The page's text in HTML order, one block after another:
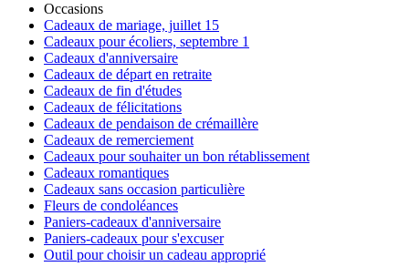
Occasions
Cadeaux de mariage, juillet 15
Cadeaux pour écoliers, septembre 1
Cadeaux d'anniversaire
Cadeaux de départ en retraite
Cadeaux de fin d'études
Cadeaux de félicitations
Cadeaux de pendaison de crémaillère
Cadeaux de remerciement
Cadeaux pour souhaiter un bon rétablissement
Cadeaux romantiques
Cadeaux sans occasion particulière
Fleurs de condoléances
Paniers-cadeaux d'anniversaire
Paniers-cadeaux pour s'excuser
Outil pour choisir un cadeau approprié